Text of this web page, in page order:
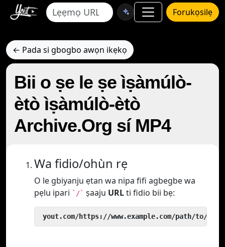
Forukọsilẹ
← Pada si gbogbo awọn ikẹkọ
Bii o ṣe le ṣe ìṣàmúlò-
ètò ìṣàmúlò-ètò
Archive.Org sí MP4
Wa fidio/ohùn rẹ
O le gbiyanju ẹtan wa nipa fifi agbegbe wa
pẹlu ipari `/` ṣaaju URLti fidio bii bẹ:
yout.com/https://www.example.com/path/to/